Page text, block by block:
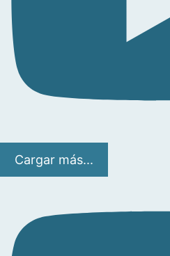
Cargar más...